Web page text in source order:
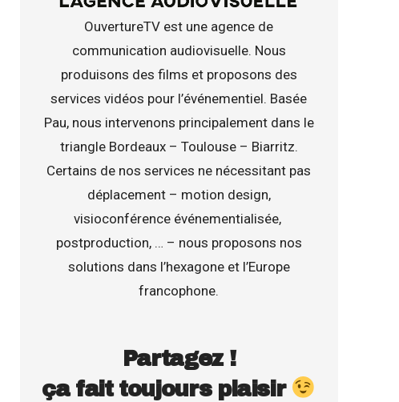
OuvertureTV est une agence de
communication audiovisuelle. Nous
produisons des films et proposons des
services vidéos pour l’événementiel. Basée
Pau, nous intervenons principalement dans le
triangle Bordeaux – Toulouse – Biarritz.
Certains de nos services ne nécessitant pas
déplacement – motion design,
visioconférence événementialisée,
postproduction, … – nous proposons nos
solutions dans l’hexagone et l’Europe
francophone.
Partagez !
ça fait toujours plaisir